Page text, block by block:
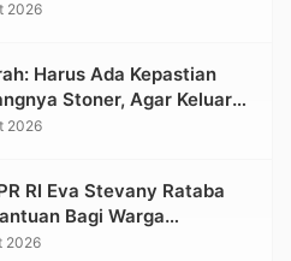
Seni Mahasiswa
2026
Harus Ada Kepastian
Stoner, Agar Keluarga
Trauma dan
2026
RI Eva Stevany Rataba
Bagi Warga
di Buntu Pepasan
2026